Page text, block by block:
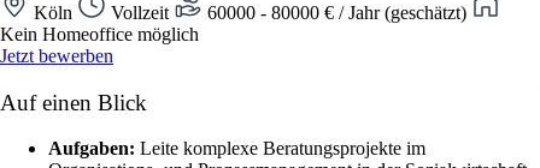
Köln Vollzeit
60000 - 80000 € / Jahr (geschätzt)
Kein Homeoffice möglich
Jetzt bewerben
Auf einen Blick
Aufgaben: Leite komplexe Beratungsprojekte im